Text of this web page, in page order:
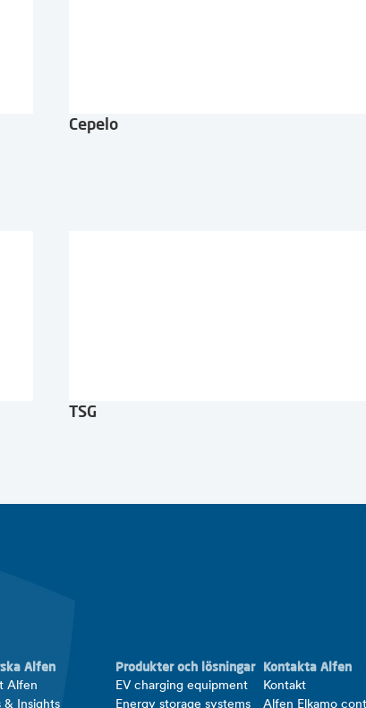
Cepelo
TSG
Alfen
Alfen
& Insights
Produkter och lösningar
EV charging equipment
Energy storage systems
Kontakta Alfen
Kontakt
Alfen Elkamo